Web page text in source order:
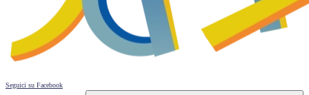
Seguici su Facebook